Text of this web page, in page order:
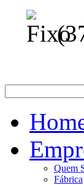
Quem
Fábrica